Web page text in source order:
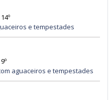
e tempestades
aguaceiros e tempestades